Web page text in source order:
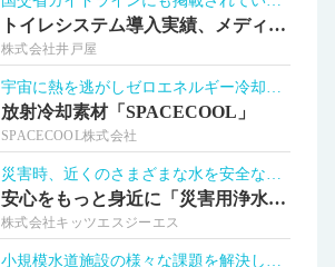
トイレシステム導入実績、メディア掲載事例
株式会社井戸屋
放射冷却素材「SPACECOOL」
SPACECOOL株式会社
安心をもっと身近に「災害用浄水装置」
株式会社キッツエスジーエス